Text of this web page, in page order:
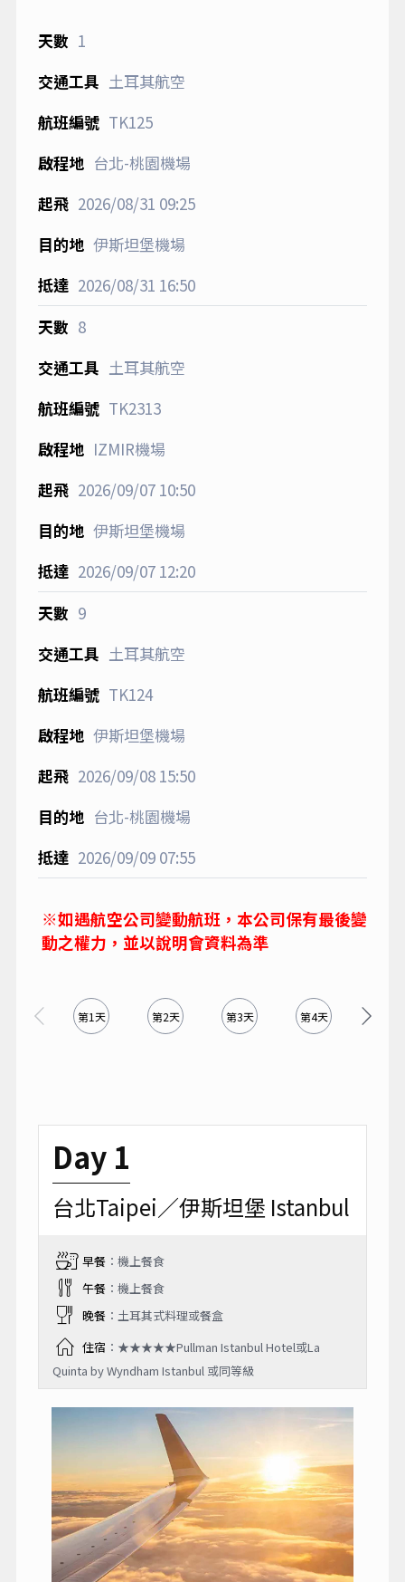
1
土耳其航空
TK125
台北-桃園機場
2026/08/31 09:25
伊斯坦堡機場
2026/08/31 16:50
8
土耳其航空
TK2313
IZMIR機場
2026/09/0710:50
伊斯坦堡機場
2026/09/0712:20
9
土耳其航空
TK124
伊斯坦堡機場
2026/09/0815:50
台北-桃園機場
2026/09/0907:55
※如遇航空公司變動航班，本公司保有最後變
動之權力，並以說明會資料為準
第1天 第2天 第3天 第4天
Day 1
台北Taipei／伊斯坦堡 Istanbul
早餐：機上餐食
午餐：機上餐食
晚餐：土耳其式料理或餐盒
住宿 ：★★★★★Pullman Istanbul Hotel或La
Quinta by Wyndham Istanbul 或同等級